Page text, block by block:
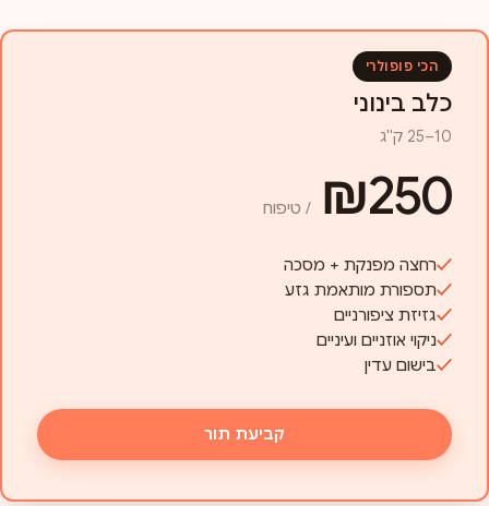
הכי פופולרי
כלב בינוני
10–25 ק"ג
₪250 / טיפוח
רחצה מפנקת + מסכה
תספורת מותאמת גזע
גזיזת ציפורניים
ניקוי אוזניים ועיניים
בישום עדין
קביעת תור